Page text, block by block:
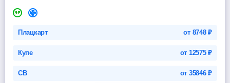
Плацкарт от 8748₽
Купе от 12575₽
СВ от 35846₽